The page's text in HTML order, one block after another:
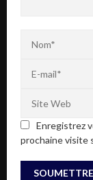
Enregistrez
prochaine visite